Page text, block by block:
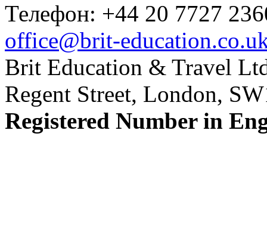
Телефон: +44 20 7727
office@brit-
Brit Education & Travel
Regent Street, London,
Registered Number in